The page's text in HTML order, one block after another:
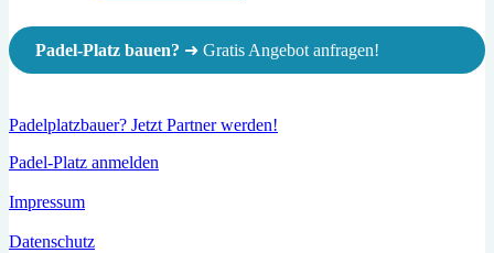
Padel-Platz bauen? ➜ Gratis Angebot anfragen!
Padelplatzbauer? Jetzt Partner werden!
Padel-Platz anmelden
Impressum
Datenschutz